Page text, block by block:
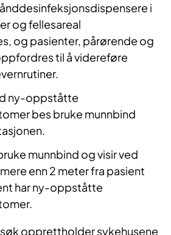
i
og fellesareal
og pasienter, pårørende og
til å videreføre
ny-oppståtte
bes bruke munnbind
munnbind og visir ved
enn 2 meter fra pasient
har ny-oppståtte
opprettholder sykehusene